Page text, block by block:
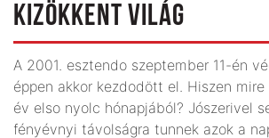
KIZÖKKENT VILÁG
A 2001. esztendo szeptember 11-én
éppen akkor kezdodött el. Hiszen mire
év elso nyolc hónapjából? Jószerivel
fényévnyi távolságra tunnek azok a